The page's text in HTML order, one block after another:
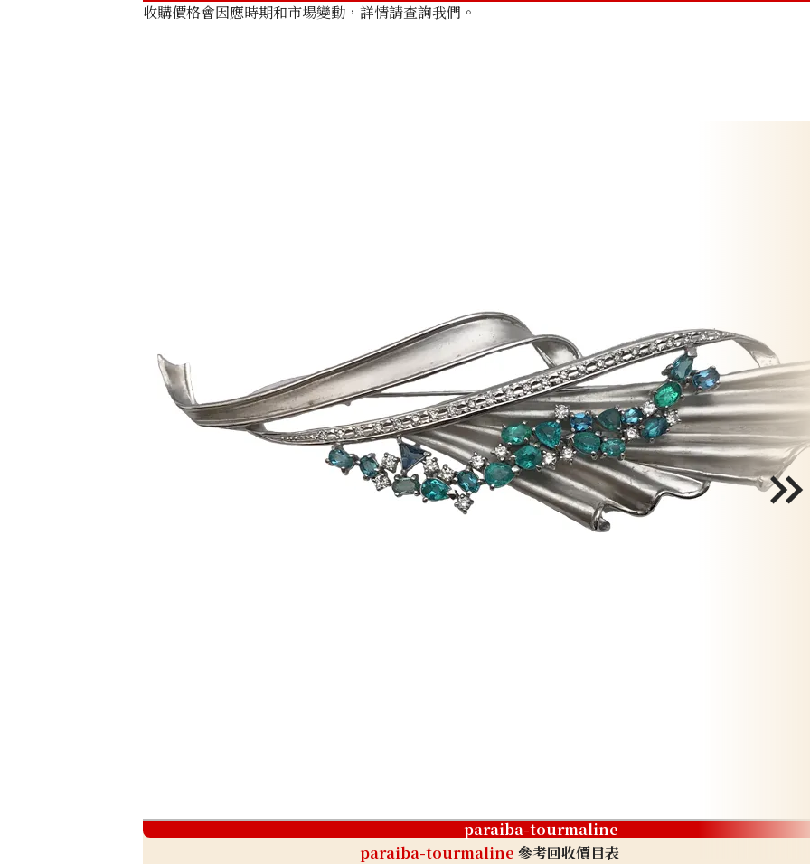
收購價格會因應時期和市場變動，詳情請查詢我們。
paraiba-tourmaline
paraiba-tourmaline 參考回收價目表